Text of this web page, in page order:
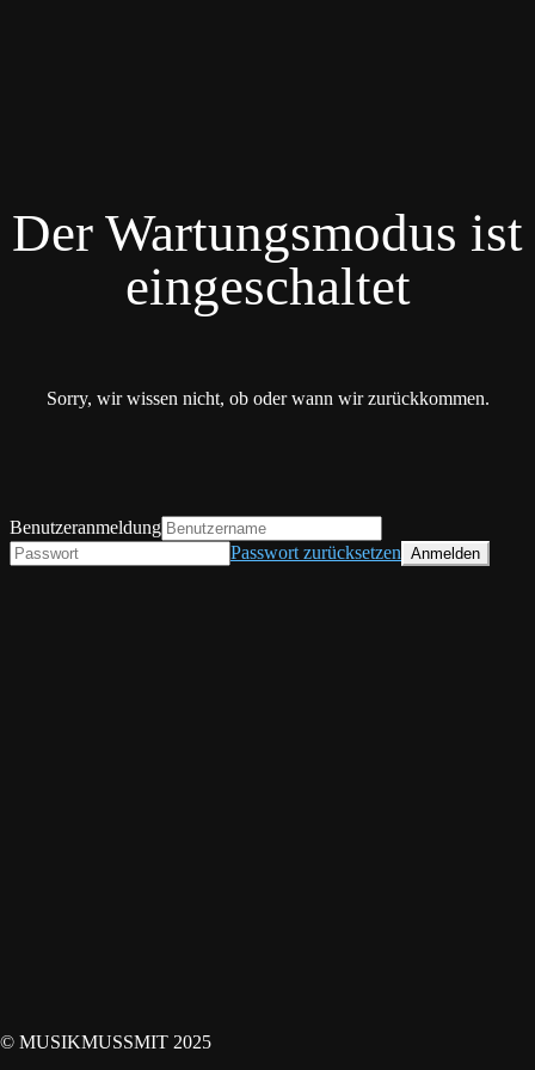
Der Wartungsmodus ist
eingeschaltet
Sorry, wir wissen nicht, ob oder wann wir zurückkommen.
© MUSIKMUSSMIT 2025
Benutzeranmeldung
Passwort zurücksetzen